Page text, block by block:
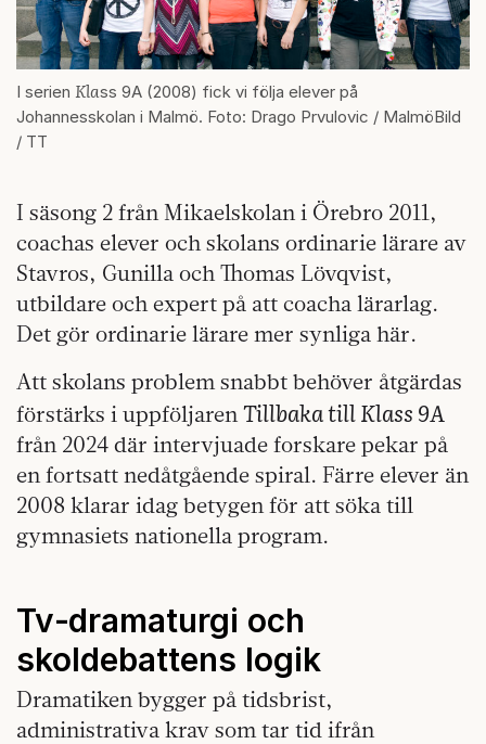
I serien Klass 9A (2008) fick vi följa elever på
Johannesskolan i Malmö. Foto: Drago Prvulovic / MalmöBild
/ TT
I säsong 2 från Mikaelskolan i Örebro 2011,
coachas elever och skolans ordinarie lärare av
Stavros, Gunilla och Thomas Lövqvist,
utbildare och expert på att coacha lärarlag.
Det gör ordinarie lärare mer synliga här.
Att skolans problem snabbt behöver åtgärdas
förstärks i uppföljaren Tillbaka till Klass 9A
från 2024 där intervjuade forskare pekar på
en fortsatt nedåtgående spiral. Färre elever än
2008 klarar idag betygen för att söka till
gymnasiets nationella program.
Tv‑dramaturgi och
skoldebattens logik
Dramatiken bygger på tidsbrist,
administrativa krav som tar tid ifrån